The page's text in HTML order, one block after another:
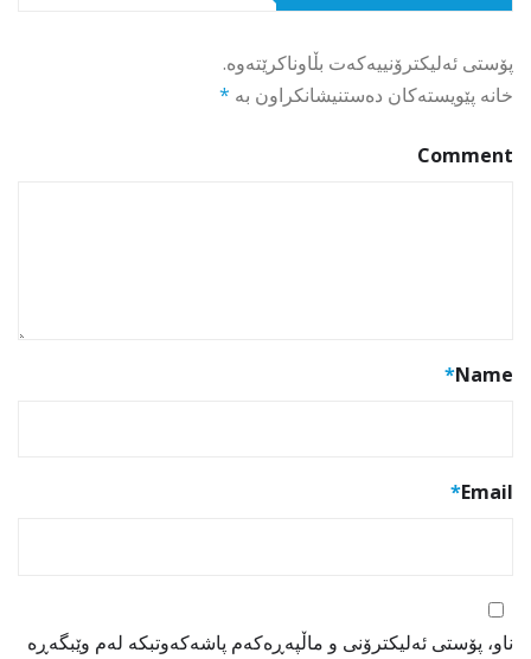
پۆستی ئەلیکترۆنییەکەت بڵاوناکرێتەوە.
خانە پێویستەکان دەستنیشانکراون بە *
Comment
Name
*
Email
*
ناو، پۆستی ئەلیکترۆنی و ماڵپەڕەکەم پاشەکەوتبکە لەم وێبگەڕە